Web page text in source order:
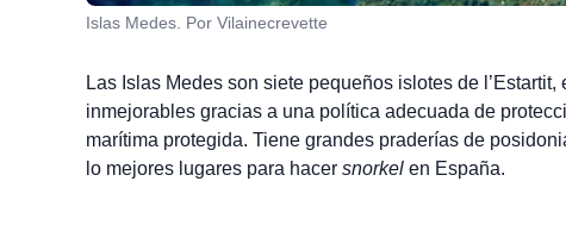
Islas Medes. Por Vilainecrevette
Las Islas Medes son siete pequeños islotes de l’Estartit,
inmejorables gracias a una política adecuada de
marítima protegida. Tiene grandes praderías de
lo mejores lugares para hacer snorkelen España.